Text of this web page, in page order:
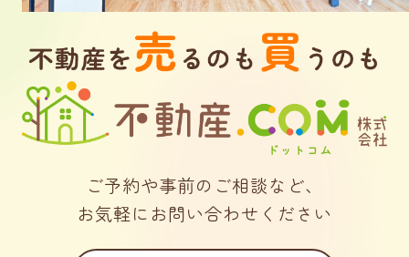
ご予約や事前のご相談など、
お気軽にお問い合わせください